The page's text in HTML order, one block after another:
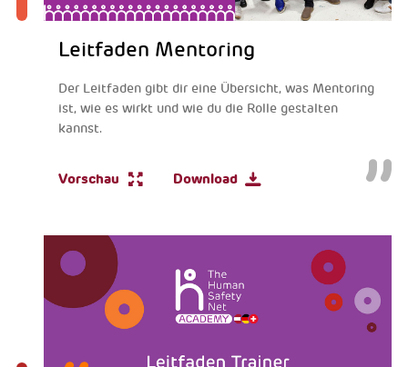
Leitfaden Mentoring
Der Leitfaden gibt dir eine Übersicht, was Mentoring
ist, wie es wirkt und wie du die Rolle gestalten
kannst.
Vorschau Download